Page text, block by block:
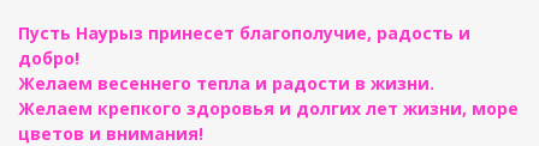
Пусть Наурыз принесет благополучие, радость и
добро!
Желаем весеннего тепла и радости в жизни.
Желаем крепкого здоровья и долгих лет жизни, море
цветов и внимания!